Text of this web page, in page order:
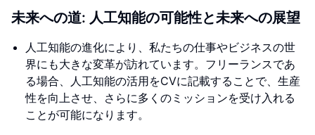
未来への道: 人工知能の可能性と未来への展望
人工知能の進化により、私たちの仕事やビジネスの世
界にも大きな変革が訪れています。フリーランスであ
る場合、人工知能の活用をCVに記載することで、生産
性を向上させ、さらに多くのミッションを受け入れる
ことが可能になります。